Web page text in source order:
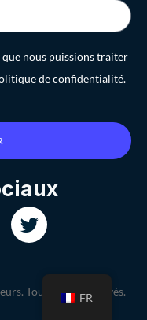
que nous puissions traiter
de confidentialité.
Tous droits réservés.
FR